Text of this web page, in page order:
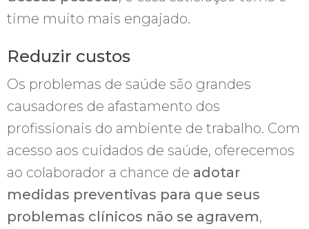
time muito mais engajado.
Reduzir custos
Os problemas de saúde são grandes
causadores de afastamento dos
profissionais do ambiente de trabalho. Com
acesso aos cuidados de saúde, oferecemos
ao colaborador a chance de adotar
medidas preventivas para que seus
problemas clínicos não se agravem,